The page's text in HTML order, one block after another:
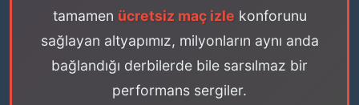
tamamen ücretsiz maç izle konforunu
sağlayan altyapımız, milyonların aynı anda
bağlandığı derbilerde bile sarsılmaz bir
performans sergiler.